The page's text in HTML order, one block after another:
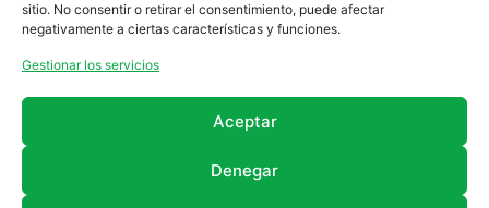
sitio. No consentir o retirar el consentimiento, puede afectar
negativamente a ciertas características y funciones.
Gestionar los servicios
Aceptar
Denegar
SUSCRÍBETE A NUESTRO NEWSLETTER
la sección deNewsletter